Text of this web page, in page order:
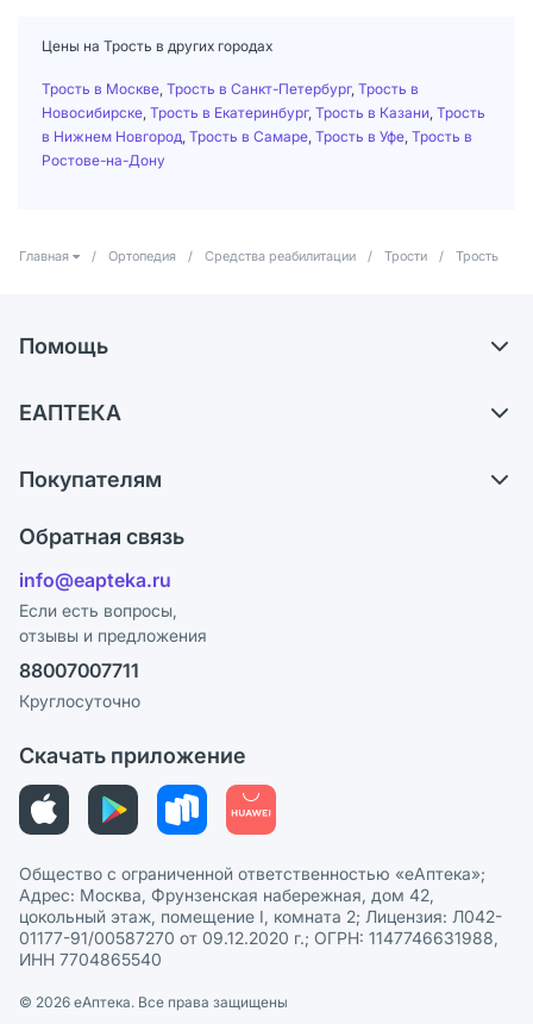
Цены на Трость в других городах
Трость в Москве Трость в Санкт-Петербург, Трость в
Новосибирске Трость в Екатеринбург, Трость в Казани Трость
в Нижнем Новгород Трость в Самаре Трость в Уфе Трость в
Ростове-на-Дону
Главная / Ортопедия / Средства реабилитации / Трости / Трость
Помощь
Самовывоз из аптек
Ответы на вопросы
Блог
ЕАПТЕКА
Карьера
Поставщики
Лицензия
Реклама на сайте
Ваши товары на ЕАПТЕКЕ
Покупателям
Программа СберСпасибо
Политика конфиденциальности
Пользовательское соглашение
Политика рекомендаций
Этика и соответствие
Политика в отношении обработки персональных данных
Обратная связь
info@eapteka.ru
Если есть вопросы,
отзывы и предложения
88007007711
Круглосуточно
Скачать приложение
Общество с ограниченной ответственностью «еАптека»;
Адрес: Москва, Фрунзенская набережная, дом 42,
цокольный этаж, помещение I, комната 2; Лицензия: Л042-
01177-91/00587270 от 09.12.2020 г.; ОГРН: 1147746631988,
ИНН 7704865540
© 2026 eАптека. Все права защищены